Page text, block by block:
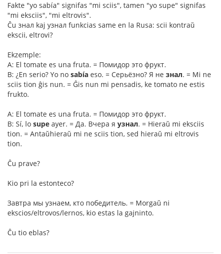
Fakte "yo sabía" signifas "mi sciis", tamen "yo supe" signifas
"mi eksciis", "mi eltrovis".
Ĉu знал kaj узнал funkcias same en la Rusa: scii kontraŭ
ekscii, eltrovi?
Ekzemple:
A: El tomate es una fruta. = Помидор это фрукт.
B: ¿En serio? Yo no sabía eso. = Серьёзно? Я не знал. = Mi ne
sciis tion ĝis nun. = Ĝis nun mi pensadis, ke tomato ne estis
frukto.
A: El tomate es una fruta. = Помидор это фрукт.
B: Sí, lo supe ayer. = Да. Вчера я узнал. = Hieraŭ mi eksciis
tion. = Antaŭhieraŭ mi ne sciis tion, sed hieraŭ mi eltrovis
tion.
Ĉu prave?
Kio pri la estonteco?
Завтра мы узнаем, кто победитель. = Morgaŭ ni
ekscios/eltrovos/lernos, kio estas la gajninto.
Ĉu tio eblas?